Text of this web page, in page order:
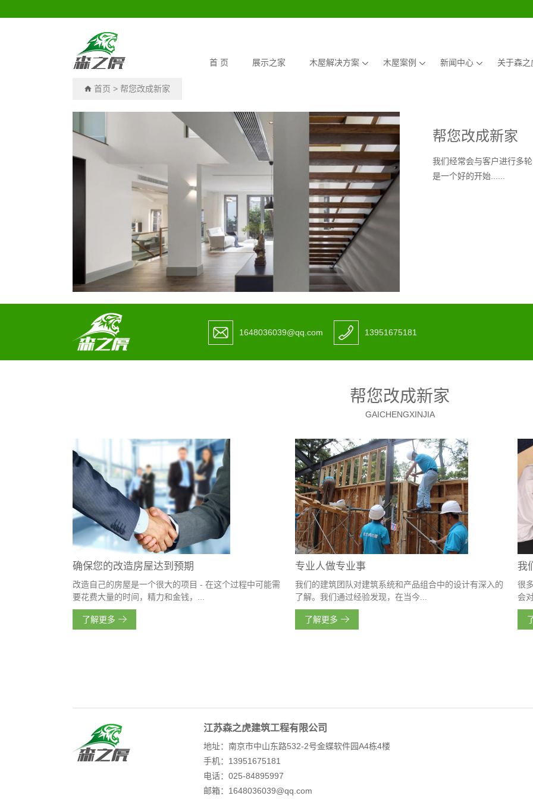
首 页 展示之家 木屋解决方案 木屋案例 新闻中心 关于森之
首页 > 帮您改成新家
帮您改成新家
我们经常会与客户进行多
是一个好的开始......
1648036039@qq.com 13951675181
帮您改成新家
GAICHENGXINJIA
确保您的改造房屋达到预期
改造自己的房屋是一个很大的项目 - 在这个过程中可能需
要花费大量的时间，精力和金钱，...
了解更多
专业人做专业事
我们的建筑团队对建筑系统和产品组合中的设计有深入的
了解。我们通过经验发现，在当今...
了解更多
我
很
会
江苏森之虎建筑工程有限公司
地址：南京市中山东路532-2号金蝶软件园A4栋4楼
手机：13951675181
电话：025-84895997
邮箱：1648036039@qq.com